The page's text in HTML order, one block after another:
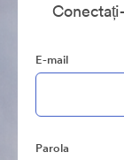
E-mail
Parola